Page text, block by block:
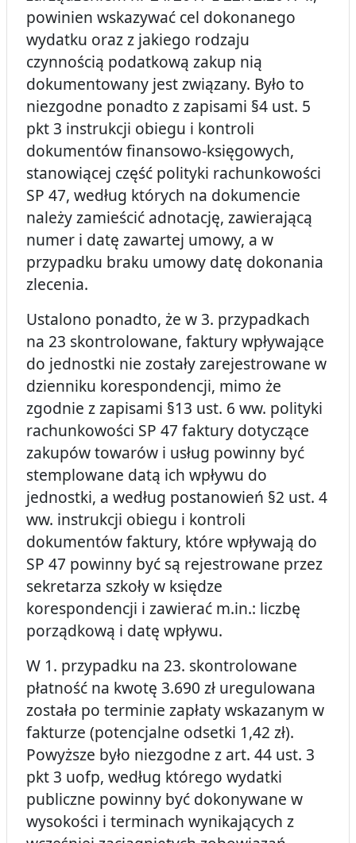
powinien wskazywać cel dokonanego
wydatku oraz z jakiego rodzaju
czynnością podatkową zakup nią
dokumentowany jest związany. Było to
niezgodne ponadto z zapisami §4 ust. 5
pkt 3 instrukcji obiegu i kontroli
dokumentów finansowo-księgowych,
stanowiącej część polityki rachunkowości
SP 47, według których na dokumencie
należy zamieścić adnotację, zawierającą
numer i datę zawartej umowy, a w
przypadku braku umowy datę dokonania
zlecenia.
Ustalono ponadto, że w 3. przypadkach
na 23 skontrolowane, faktury wpływające
do jednostki nie zostały zarejestrowane w
dzienniku korespondencji, mimo że
zgodnie z zapisami §13 ust. 6 ww. polityki
rachunkowości SP 47 faktury dotyczące
zakupów towarów i usług powinny być
stemplowane datą ich wpływu do
jednostki, a według postanowień §2 ust. 4
ww. instrukcji obiegu i kontroli
dokumentów faktury, które wpływają do
SP 47 powinny być są rejestrowane przez
sekretarza szkoły w księdze
korespondencji i zawierać m.in.: liczbę
porządkową i datę wpływu.
W 1. przypadku na 23. skontrolowane
płatność na kwotę 3.690 zł uregulowana
została po terminie zapłaty wskazanym w
fakturze (potencjalne odsetki 1,42 zł).
Powyższe było niezgodne z art. 44 ust. 3
pkt 3 uofp, według którego wydatki
publiczne powinny być dokonywane w
wysokości i terminach wynikających z